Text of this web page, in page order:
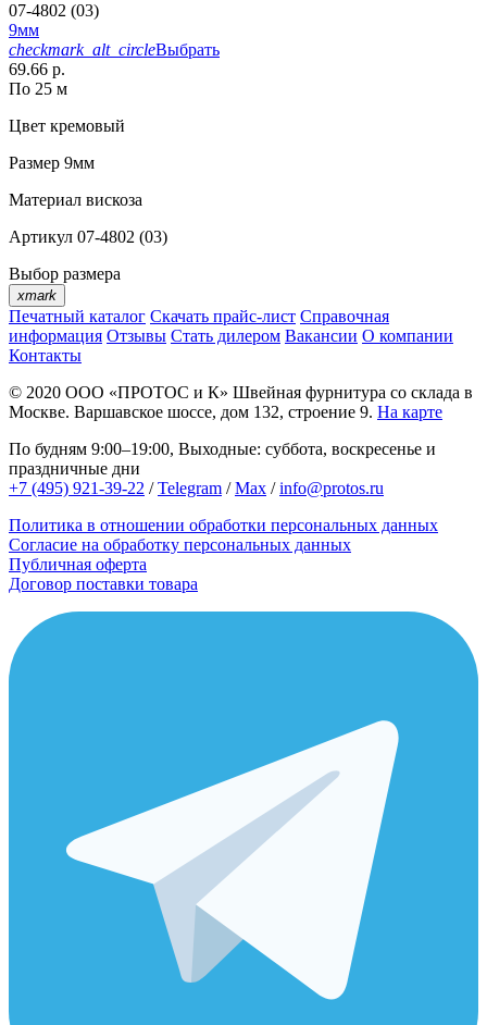
07-4802 (03)
9мм
checkmark_alt_circleВыбрать
69.66 р.
По 25 м
Цвет кремовый
Размер 9мм
Материал вискоза
Артикул 07-4802 (03)
Выбор размера
xmark
Печатный каталог Скачать прайс-лист Справочная
информация Отзывы Стать дилером Вакансии О компании
Контакты
© 2020 ООО «ПРОТОС и К» Швейная фурнитура со склада в
Москве. Варшавское шоссе, дом 132, строение 9. На карте
По будням 9:00–19:00, Выходные: суббота, воскресенье и
праздничные дни
+7 (495) 921-39-22 /Telegram /Max /info@protos.ru
Политика в отношении обработки персональных данных
Согласие на обработку персональных данных
Публичная оферта
Договор поставки товара